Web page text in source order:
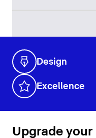
Design
Excellence
Upgrade your